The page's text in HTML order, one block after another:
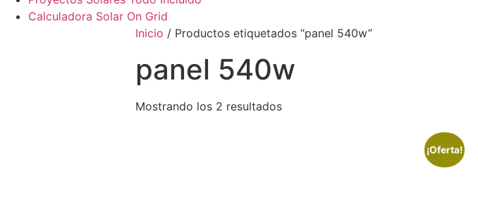
Calculadora Solar On Grid
Inicio / Productos etiquetados “panel 540w”
panel 540w
Mostrando los 2 resultadosOrdenado
¡Oferta!